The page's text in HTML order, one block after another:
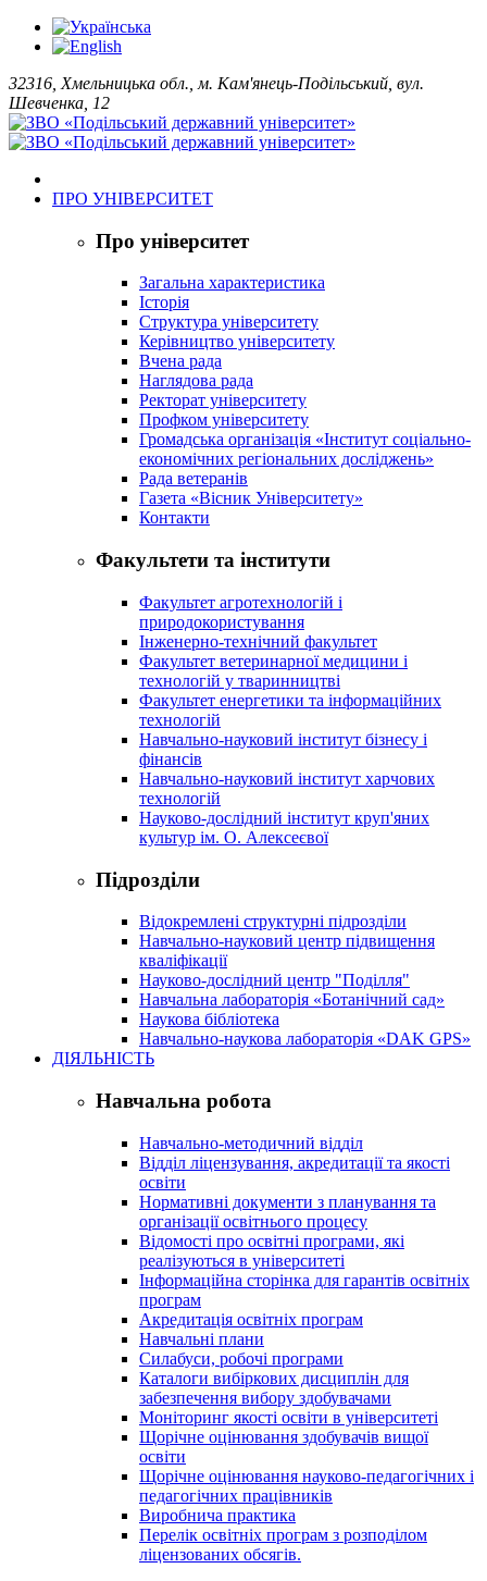
32316, Хмельницька обл., м. Кам'янець-Подільський, вул.
Шевченка, 12
ПРО УНІВЕРСИТЕТ
Про університет
Загальна характеристика
Історія
Структура університету
Керівництво університету
Вчена рада
Наглядова рада
Ректорат університету
Профком університету
Громадська організація «Інститут соціально-
економічних регіональних досліджень»
Рада ветеранів
Газета «Вісник Університету»
Контакти
Факультети та інститути
Факультет агротехнологій і
природокористування
Інженерно-технічний факультет
Факультет ветеринарної медицини і
технологій у тваринництві
Факультет енергетики та інформаційних
технологій
Навчально-науковий інститут бізнесу і
фінансів
Навчально-науковий інститут харчових
технологій
Науково-дослідний інститут круп'яних
культур ім. О. Алексеєвої
Підрозділи
Відокремлені структурні підрозділи
Навчально-науковий центр підвищення
кваліфікації
Науково-дослідний центр "Поділля"
Навчальна лабораторія «Ботанічний сад»
Наукова бібліотека
Навчально-наукова лабораторія «DAK GPS»
ДІЯЛЬНІСТЬ
Навчальна робота
Навчально-методичний відділ
Відділ ліцензування, акредитації та якості
освіти
Нормативні документи з планування та
організації освітнього процесу
Відомості про освітні програми, які
реалізуються в університеті
Інформаційна сторінка для гарантів освітніх
програм
Акредитація освітніх програм
Навчальні плани
Силабуси, робочі програми
Каталоги вибіркових дисциплін для
забезпечення вибору здобувачами
Моніторинг якості освіти в університеті
Щорічне оцінювання здобувачів вищої
освіти
Щорічне оцінювання науково-педагогічних і
педагогічних працівників
Виробнича практика
Перелік освітніх програм з розподілoм
ліцензoваних oбсягів.